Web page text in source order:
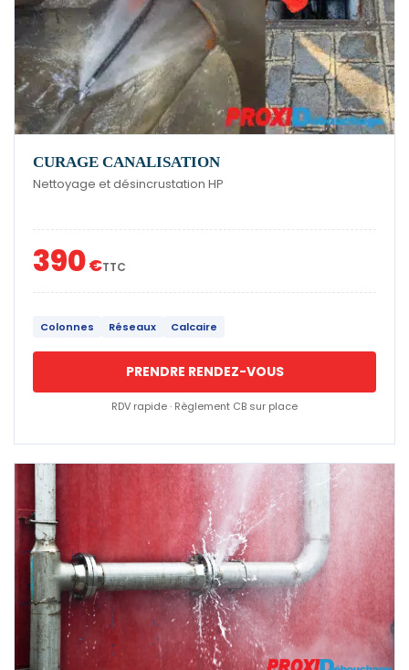
CURAGE CANALISATION
Nettoyage et désincrustation HP
390€TTC
Colonnes Réseaux Calcaire
PRENDRE RENDEZ-VOUS
RDV rapide · Règlement CB sur place